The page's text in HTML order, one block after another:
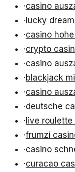
·casino
·lucky
·casino
·crypto
·casino
·blackjack
·casino
·deutsche
·live roulette
·frumzi
·casino
·curacao